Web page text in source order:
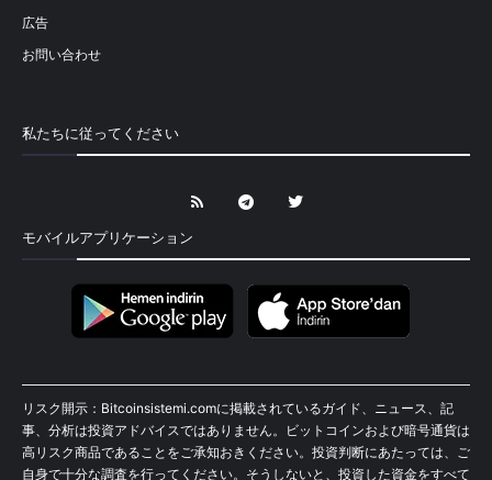
広告
お問い合わせ
私たちに従ってください
モバイルアプリケーション
リスク開示：Bitcoinsistemi.comに掲載されているガイド、ニュース、記
事、分析は投資アドバイスではありません。ビットコインおよび暗号通貨は
高リスク商品であることをご承知おきください。投資判断にあたっては、ご
自身で十分な調査を行ってください。そうしないと、投資した資金をすべて